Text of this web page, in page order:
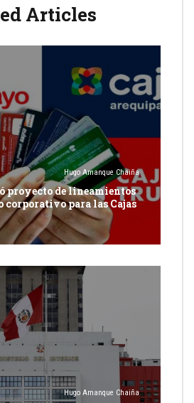
Articles
Hugo Amanque Chaiña
proyecto de lineamientos
corporativo para las Cajas
Hugo Amanque Chaiña